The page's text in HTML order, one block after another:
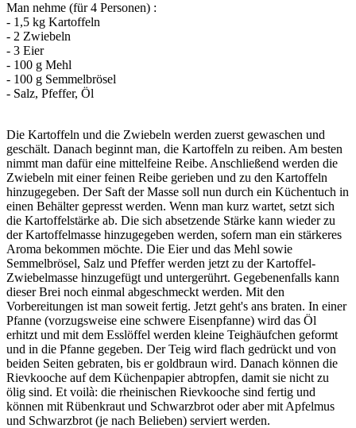
Man nehme (für 4 Personen) :
- 1,5 kg Kartoffeln
- 2 Zwiebeln
- 3 Eier
- 100 g Mehl
- 100 g Semmelbrösel
- Salz, Pfeffer, Öl
Die Kartoffeln und die Zwiebeln werden zuerst gewaschen und
geschält. Danach beginnt man, die Kartoffeln zu reiben. Am besten
nimmt man dafür eine mittelfeine Reibe. Anschließend werden die
Zwiebeln mit einer feinen Reibe gerieben und zu den Kartoffeln
hinzugegeben. Der Saft der Masse soll nun durch ein Küchentuch in
einen Behälter gepresst werden. Wenn man kurz wartet, setzt sich
die Kartoffelstärke ab. Die sich absetzende Stärke kann wieder zu
der Kartoffelmasse hinzugegeben werden, sofern man ein stärkeres
Aroma bekommen möchte. Die Eier und das Mehl sowie
Semmelbrösel, Salz und Pfeffer werden jetzt zu der Kartoffel-
Zwiebelmasse hinzugefügt und untergerührt. Gegebenenfalls kann
dieser Brei noch einmal abgeschmeckt werden. Mit den
Vorbereitungen ist man soweit fertig. Jetzt geht's ans braten. In einer
Pfanne (vorzugsweise eine schwere Eisenpfanne) wird das Öl
erhitzt und mit dem Esslöffel werden kleine Teighäufchen geformt
und in die Pfanne gegeben. Der Teig wird flach gedrückt und von
beiden Seiten gebraten, bis er goldbraun wird. Danach können die
Rievkooche auf dem Küchenpapier abtropfen, damit sie nicht zu
ölig sind. Et voilà: die rheinischen Rievkooche sind fertig und
können mit Rübenkraut und Schwarzbrot oder aber mit Apfelmus
und Schwarzbrot (je nach Belieben) serviert werden.